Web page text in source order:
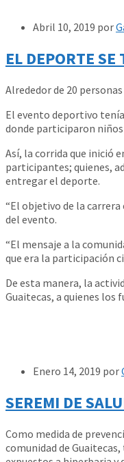
Abril 10, 2019 por
EL DEPORTE
Alrededor de 20
El evento deportivo
donde participaron niños
Así, la corrida que inició
participantes; quienes,
entregar el deporte.
“El objetivo de la
del evento.
“El mensaje a la
que era la participación
De esta manera, la
Guaitecas, a quienes los
Enero 14, 2019 por
SEREMI DE
Como medida de
comunidad de